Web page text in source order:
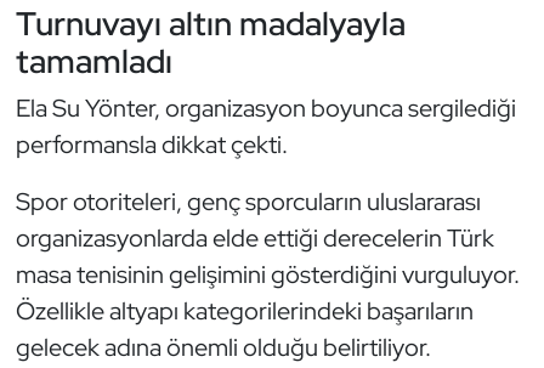
Turnuvayı altın madalyayla
tamamladı
Ela Su Yönter, organizasyon boyunca sergilediği
performansla dikkat çekti.
Spor otoriteleri, genç sporcuların uluslararası
organizasyonlarda elde ettiği derecelerin Türk
masa tenisinin gelişimini gösterdiğini vurguluyor.
Özellikle altyapı kategorilerindeki başarıların
gelecek adına önemli olduğu belirtiliyor.
Judo ve Kuraş
Kano ve Rafting
Kayak
Kempo
Kick Boks